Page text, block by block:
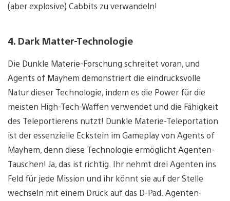
(aber explosive) Cabbits zu verwandeln!
4. Dark Matter-Technologie
Die Dunkle Materie-Forschung schreitet voran, und
Agents of Mayhem demonstriert die eindrucksvolle
Natur dieser Technologie, indem es die Power für die
meisten High-Tech-Waffen verwendet und die Fähigkeit
des Teleportierens nutzt! Dunkle Materie-Teleportation
ist der essenzielle Eckstein im Gameplay von Agents of
Mayhem, denn diese Technologie ermöglicht Agenten-
Tauschen! Ja, das ist richtig. Ihr nehmt drei Agenten ins
Feld für jede Mission und ihr könnt sie auf der Stelle
wechseln mit einem Druck auf das D-Pad. Agenten-